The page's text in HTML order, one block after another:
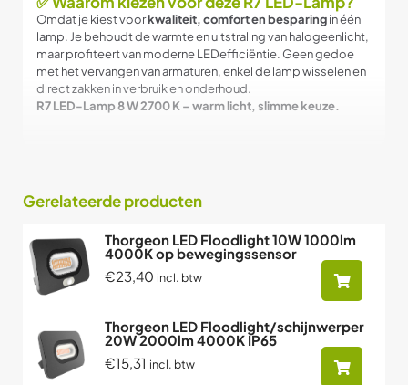
Omdat je kiest voorkwaliteit, comfort en besparingin één
lamp. Je behoudt de warmte en uitstraling van halogeenlicht,
maar profiteert van moderne LED­efficiëntie. Geen gedoe
met het vervangen van armaturen, enkel de lamp wisselen en
direct zakken in verbruik en onderhoud.
R7 LED-Lamp 8 W 2700 K – warm licht, slimme keuze.
Gerelateerde producten
Thorgeon LED Floodlight 10W 1000lm
4000K op bewegingssensor
€23,40 incl. btw
Thorgeon LED Floodlight/schijnwerper
20W 2000lm 4000K IP65
€15,31 incl. btw